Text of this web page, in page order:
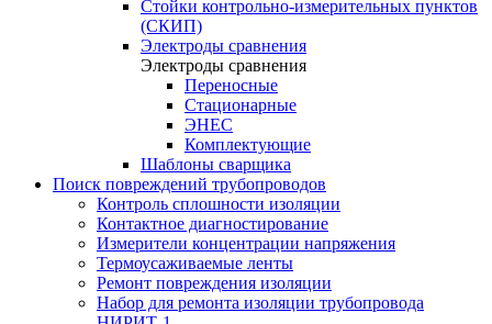
Стойки контрольно-измерительных пунктов
(СКИП)
Электроды сравнения
Электроды сравнения
Переносные
Стационарные
ЭНЕС
Комплектующие
Шаблоны сварщика
Поиск повреждений трубопроводов
Контроль сплошности изоляции
Контактное диагностирование
Измерители концентрации напряжения
Термоусаживаемые ленты
Ремонт повреждения изоляции
Набор для ремонта изоляции трубопровода